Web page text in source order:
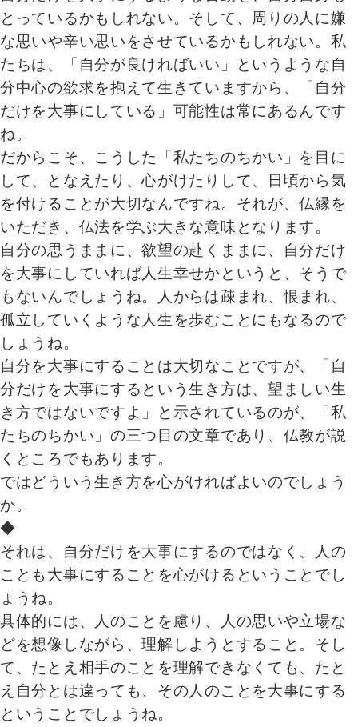
とっているかもしれない。そして、周りの人に嫌
な思いや辛い思いをさせているかもしれない。私
たちは、「自分が良ければいい」というような自
分中心の欲求を抱えて生きていますから、「自分
だけを大事にしている」可能性は常にあるんです
ね。
だからこそ、こうした「私たちのちかい」を目に
して、となえたり、心がけたりして、日頃から気
を付けることが大切なんですね。それが、仏縁を
いただき、仏法を学ぶ大きな意味となります。
自分の思うままに、欲望の赴くままに、自分だけ
を大事にしていれば人生幸せかというと、そうで
もないんでしょうね。人からは疎まれ、恨まれ、
孤立していくような人生を歩むことにもなるので
しょうね。
自分を大事にすることは大切なことですが、「自
分だけを大事にするという生き方は、望ましい生
き方ではないですよ」と示されているのが、「私
たちのちかい」の三つ目の文章であり、仏教が説
くところでもあります。
ではどういう生き方を心がければよいのでしょう
か。
◆
それは、自分だけを大事にするのではなく、人の
ことも大事にすることを心がけるということでし
ょうね。
具体的には、人のことを慮り、人の思いや立場な
どを想像しながら、理解しようとすること。そし
て、たとえ相手のことを理解できなくても、たと
え自分とは違っても、その人のことを大事にする
ということでしょうね。